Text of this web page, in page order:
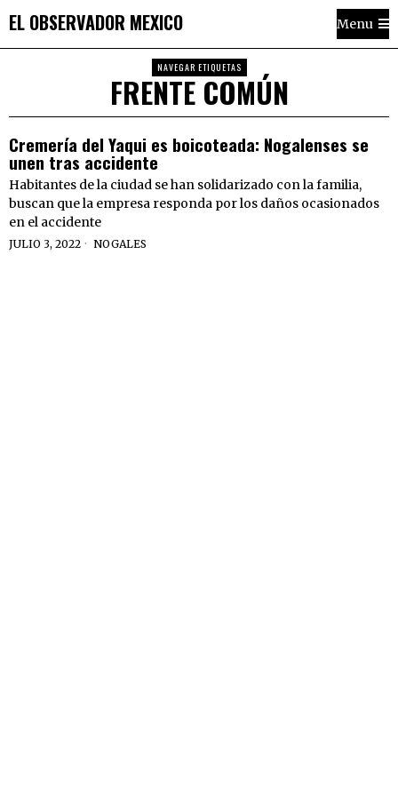
EL OBSERVADOR MEXICO Menu
NAVEGAR ETIQUETAS
FRENTE COMÚN
Cremería del Yaqui es boicoteada: Nogalenses se
unen tras accidente
Habitantes de la ciudad se han solidarizado con la familia,
buscan que la empresa responda por los daños ocasionados
en el accidente
JULIO 3, 2022 NOGALES